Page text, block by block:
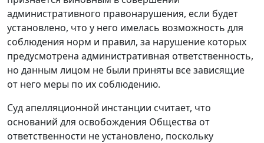
административного правонарушения, если будет
установлено, что у него имелась возможность для
соблюдения норм и правил, за нарушение которых
предусмотрена административная ответственность,
но данным лицом не были приняты все зависящие
от него меры по их соблюдению.
Суд апелляционной инстанции считает, что
оснований для освобождения Общества от
ответственности не установлено, поскольку